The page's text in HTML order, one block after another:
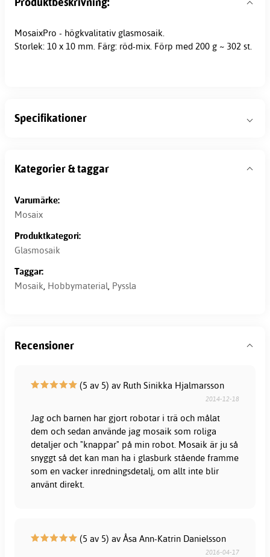
MosaixPro - högkvalitativ glasmosaik.
Storlek: 10 x 10 mm. Färg: röd-mix. Förp med 200 g ~ 302 st.
Specifikationer
Kategorier & taggar
Varumärke:
Mosaix
Produktkategori:
Glasmosaik
Taggar:
Mosaik, Hobbymaterial, Pyssla
Recensioner
(5 av 5) av Ruth Sinikka Hjalmarsson
2014-12-18
Jag och barnen har gjort robotar i trä och målat
dem och sedan använde jag mosaik som roliga
detaljer och "knappar" på min robot. Mosaik är ju så
snyggt så det kan man ha i glasburk stående framme
som en vacker inredningsdetalj, om allt inte blir
använt direkt.
(5 av 5) av Åsa Ann-Katrin Danielsson
2016-04-17